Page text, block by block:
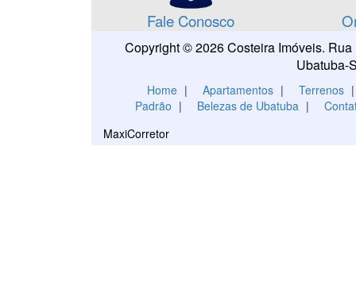
Fale Conosco
Copyright © 2026 Costeira Imóveis.
Home | Apartamentos | Terrenos
Padrão | Belezas de Ubatuba |
MaxiCorretor